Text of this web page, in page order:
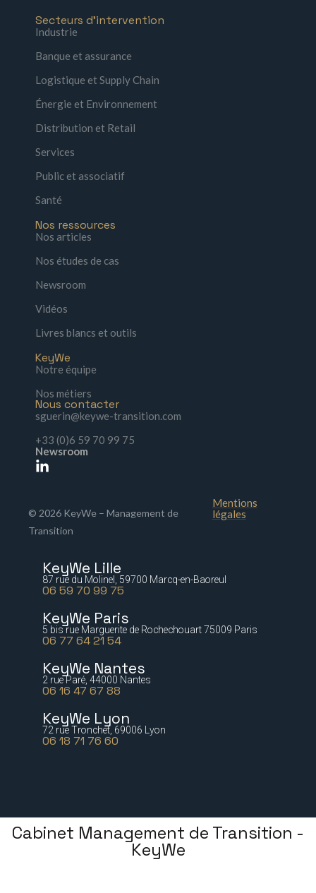
Secteurs d'intervention
Industrie
Banque et assurance
Logistique et Supply Chain
Énergie et Environnement
Distribution et Retail
Services
Public et associatif
Santé
Nos ressources
Nos articles
Nos études de cas
Newsroom
Vidéos
Livres blancs et outils
KeyWe
Notre équipe
Nos métiers
Nous contacter
sguerin@keywe-transition.com
+33 (0)6 59 70 99 75
Newsroom
© 2026 KeyWe – Management de
Transition
Mentions
légales
KeyWe Lille
87 rue du Molinel, 59700 Marcq-en-Baoreul
06 59 70 99 75
KeyWe Paris
5 bis rue Marguerite de Rochechouart 75009 Paris
06 77 64 21 54
KeyWe Nantes
2 rue Paré, 44000 Nantes
06 16 47 67 88
KeyWe Lyon
72 rue Tronchet, 69006 Lyon
06 18 71 76 60
Cabinet Management de Transition -
KeyWe